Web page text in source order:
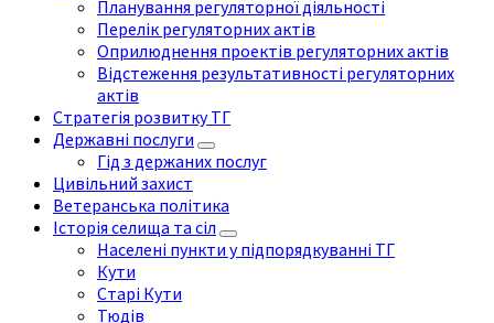
Планування регуляторної діяльності
Перелік регуляторних актів
Оприлюднення проектів регуляторних актів
Відстеження результативності регуляторних
актів
Стратегія розвитку ТГ
Державні послуги
Гід з держаних послуг
Цивільний захист
Ветеранська політика
Історія селища та сіл
Населені пункти у підпорядкуванні ТГ
Кути
Старі Кути
Тюдів